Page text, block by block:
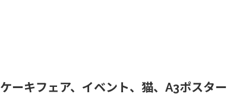
ケーキフェア、イベント、猫、A3ポスター